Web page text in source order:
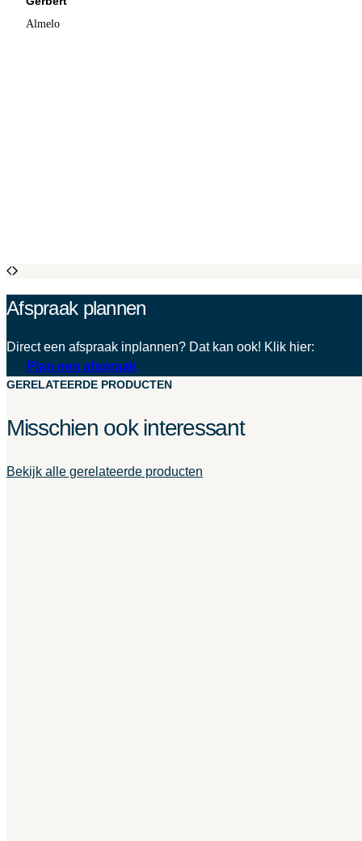
Almelo
Afspraak plannen
Direct een afspraak inplannen? Dat kan ook! Klik hier:
Plan een afspraak
GERELATEERDE PRODUCTEN
Misschien ook interessant
Bekijk alle gerelateerde producten